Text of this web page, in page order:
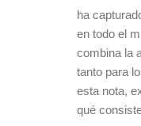
ha
en todo el
combina la
tanto para
esta nota,
qué